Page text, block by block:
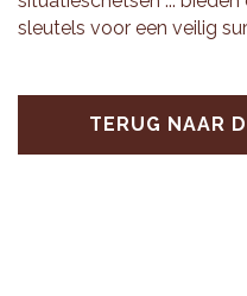
sleu­tels voor een vei­lig
TERUG NAAR